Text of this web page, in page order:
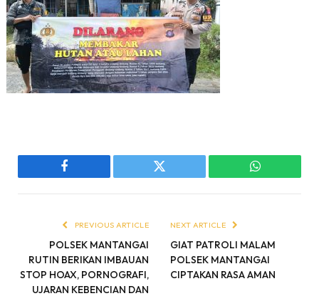
Facebook Twitter WhatsApp
PREVIOUS ARTICLE
POLSEK MANTANGAI
RUTIN BERIKAN IMBAUAN
STOP HOAX, PORNOGRAFI,
UJARAN KEBENCIAN DAN
NEXT ARTICLE
GIAT PATROLI MALAM
POLSEK MANTANGAI
CIPTAKAN RASA AMAN